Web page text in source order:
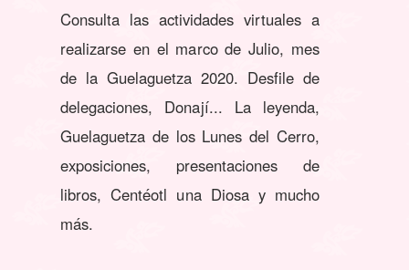
Consulta las actividades virtuales a
realizarse en el marco de Julio, mes
de la Guelaguetza 2020. Desfile de
delegaciones, Donají... La leyenda,
Guelaguetza de los Lunes del Cerro,
exposiciones, presentaciones de
libros, Centéotl una Diosa y mucho
más.